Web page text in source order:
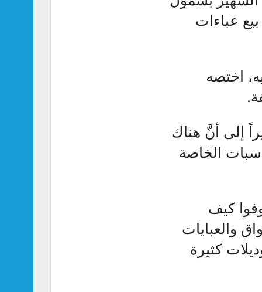
عباءات
اختصه
إلى أنَّ هناك
الخاصة
كيف
والعبايات
كثيرة